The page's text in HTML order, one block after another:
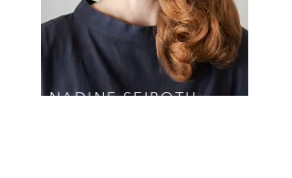
NADINE SEIBOTH